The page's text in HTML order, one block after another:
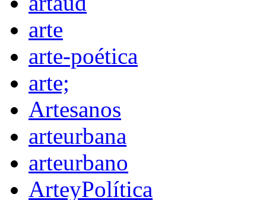
arte
arte-poética
arte;
Artesanos
arteurbana
arteurbano
ArteyPolítica